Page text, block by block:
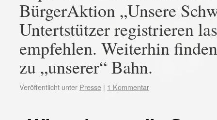
BürgerAktion „Unsere
Untertstützer registrieren
empfehlen. Weiterhin
zu „unserer“ Bahn.
Veröffentlicht unter Presse | 1 Kommentar